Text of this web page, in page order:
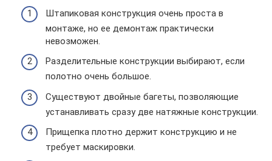
Штапиковая конструкция очень проста в
монтаже, но ее демонтаж практически
невозможен.
Разделительные конструкции выбирают, если
полотно очень большое.
Существуют двойные багеты, позволяющие
устанавливать сразу две натяжные конструкции.
Прищепка плотно держит конструкцию и не
требует маскировки.